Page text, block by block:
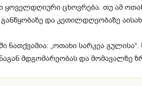
ყოველდღიური ცხოვრება. თუ ამ
და კეთილდღეობაზე
ნათქვამია: „ოთახი სარკეა
მდგომარეობას და მომავალზე